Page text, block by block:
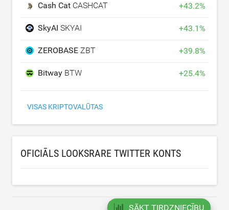
Cash Cat CASHCAT +43.2%
SkyAI SKYAI +43.1%
ZEROBASE ZBT +39.8%
Bitway BTW +25.4%
VISAS KRIPTOVALŪTAS
OFICIĀLS LOOKSRARE TWITTER KONTS
SĀKT TIRDZNIECĪBU